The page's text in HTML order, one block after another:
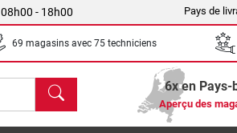
08h00 - 18h00 Pays de
69 magasins avec 75 techniciens
chercher 6x en Pays-
Aperçu des